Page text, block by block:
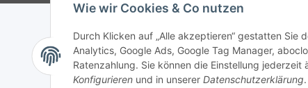
Wie wir Cookies & Co nutzen
Durch Klicken auf „Alle akzeptieren“ gestatten Sie
Analytics, Google Ads, Google Tag Manager,
Ratenzahlung. Sie können die Einstellung
Konfigurieren und in unserer Datenschutzerklärung.